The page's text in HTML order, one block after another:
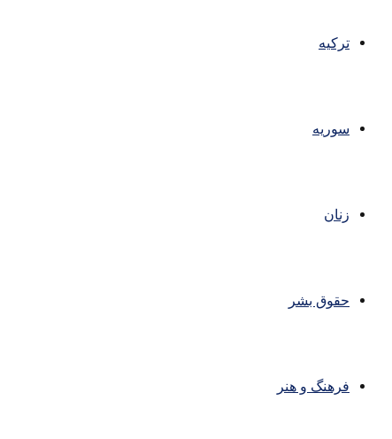
ترکیه
سوریه
زنان
حقوق بشر
فرهنگ و هنر